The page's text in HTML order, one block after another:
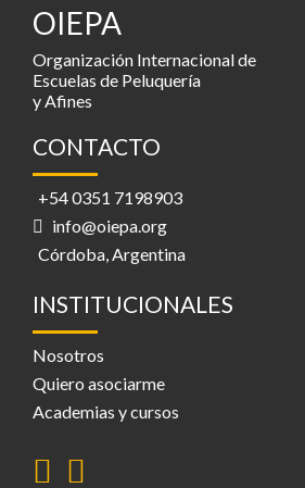
OIEPA
Organización Internacional de
Escuelas de Peluquería
y Afines
CONTACTO
+54 0351 7198903
info@oiepa.org
Córdoba, Argentina
INSTITUCIONALES
Nosotros
Quiero asociarme
Academias y cursos